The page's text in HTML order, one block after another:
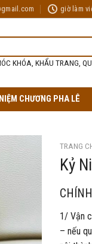
giờ làm
KHÓA, KHẨU TRANG,
CHƯƠNG PHA LÊ
TRANG
Kỷ
1/ Vận
– nếu